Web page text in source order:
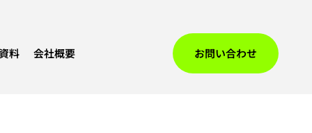
お問い合わせ
料 会社概要